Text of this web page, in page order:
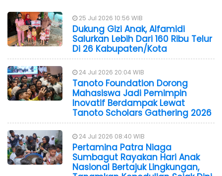
25 Jul 2026 10:56 WIB
Dukung Gizi Anak, Alfamidi
Salurkan Lebih Dari 160 Ribu Telur
Di 26 Kabupaten/Kota
24 Jul 2026 20:04 WIB
Tanoto Foundation Dorong
Mahasiswa Jadi Pemimpin
Inovatif Berdampak Lewat
Tanoto Scholars Gathering 2026
24 Jul 2026 08:40 WIB
Pertamina Patra Niaga
Sumbagut Rayakan Hari Anak
Nasional Bertajuk Lingkungan,